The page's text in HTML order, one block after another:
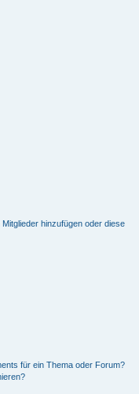
hinzufügen oder diese
für ein Thema oder Forum?